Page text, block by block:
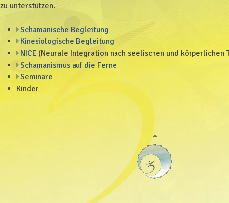
zu unterstützen.
Schamanische Begleitung
Kinesiologische Begleitung
NICE (Neurale Integration nach seelischen und körperlichen
Schamanismus auf die Ferne
Seminare
Kinder